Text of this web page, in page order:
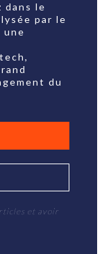
dans le
par le
une
du
et avoir